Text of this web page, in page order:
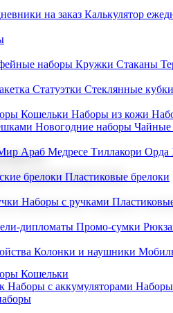
на заказ Калькулятор
наборы Кружки Стаканы
Статуэтки Стеклянные кубки
Кошельки Наборы из кожи
Новогодние наборы Чайные
Араб Медресе Тиллакори Орда
брелоки Пластиковые брелоки
Наборы с ручками
дипломаты Промо-сумки
Колонки и наушники
и производство
подарков и
Кошельки
Наборы с аккумуляторами